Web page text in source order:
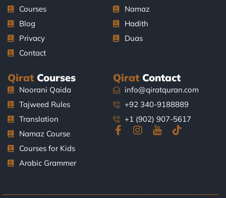
Courses
Blog
Privacy
Contact
Namaz
Hadith
Duas
Qirat Courses
Noorani Qaida
Tajweed Rules
Translation
Namaz Course
Courses for Kids
Arabic Grammer
Qirat Contact
info@qiratquran.com
+92 340-9188889
+1 (902) 907-5617
F
I
J
T